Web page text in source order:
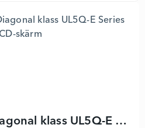
50UL5Q-E - 50" Diagonal klass UL5Q-E Series LED-bakgrundsbelyst LCD-skärm